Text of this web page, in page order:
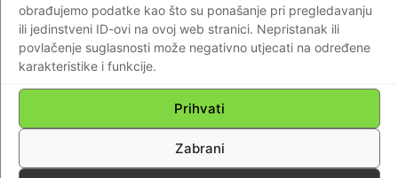
obrađujemo podatke kao što su ponašanje pri pregledavanju
ili jedinstveni ID-ovi na ovoj web stranici. Nepristanak ili
povlačenje suglasnosti može negativno utjecati na određene
karakteristike i funkcije.
Prihvati
Zabrani
Impressum Kontaktirajte nas
© Newspaper WordPress Theme by TagDiv